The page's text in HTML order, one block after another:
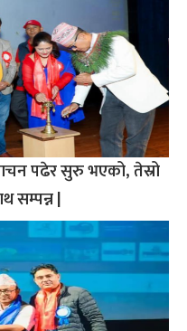
पढेर सुरु भएको, तेस्रो
सम्पन्न |